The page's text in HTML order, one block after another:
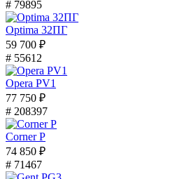
# 79895
Optima 32ПГ
59 700 ₽
# 55612
Opera PV1
77 750 ₽
# 208397
Corner P
74 850 ₽
# 71467